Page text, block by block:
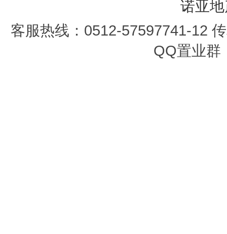
诺亚
客服热线：0512-57597741-12
QQ置业